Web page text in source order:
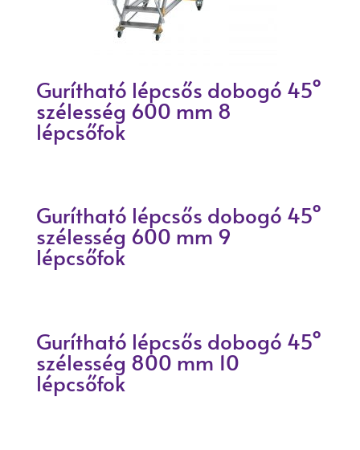
Gurítható lépcsős dobogó 45°
szélesség 600 mm 8
lépcsőfok
Gurítható lépcsős dobogó 45°
szélesség 600 mm 9
lépcsőfok
Gurítható lépcsős dobogó 45°
szélesség 800 mm 10
lépcsőfok